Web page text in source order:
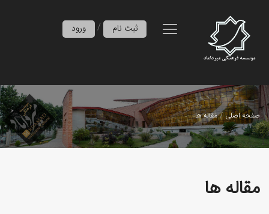
ورود / ثبت نام
صفحه اصلی مقاله ها
مقاله ها